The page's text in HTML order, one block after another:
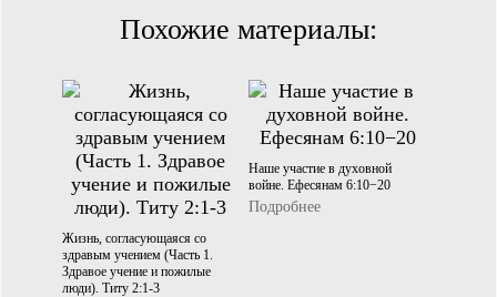
Служение «Слово Истины»
Служение «Слово Истины»
Похожие материалы:
Жизнь, согласующаяся со
здравым учением (Часть 1.
Здравое учение и пожилые
люди). Титу 2:1-3
Наше участие в духовной
войне. Ефесянам 6:10−20
Подробнее